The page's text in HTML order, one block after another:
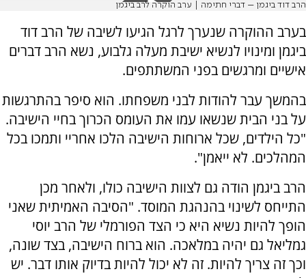
הרב דוד ביגמן – דברי חתימה | ערב הוקרה לרב ביגמן
בערב ההוקרה שנערך לרגל הגיעו לשיבה של הרב דוד
ביגמן ומינויו לנשיא ישיבת מעלה גלבוע, נשא הרב דברים
אישיים ומרגשים בפני המשתתפים.
בהמשך עבר להודות לבני משפחתו. הוא סיפר בהתרגשות
על בני הבית שנשאו עמו את העומס הכרוך בחיי הישיבה.
"כל הילדים, שכל ארוחות הישיבה הלכו אחריי ותמכו בכל
המהלכים. לא ייאמן".
הרב ביגמן הודה גם לצוות הישיבה כולו, ולאחר מכן
התייחס לשינוי בהנהגת המוסד. "הסיבה האמיתית שאני
הופך להיות נשיא היא כי הצד הפורמלי של הרב יוסי
גמליאל גם יהיה במלאכה. הוא ברוח הישיבה, בצד שונה,
וכך זה צריך להיות. זה לא יכול להיות בדיוק אותו דבר. יש